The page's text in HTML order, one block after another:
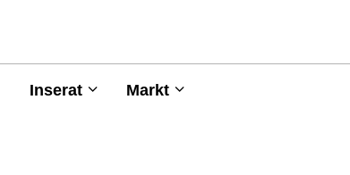
Inserat Markt